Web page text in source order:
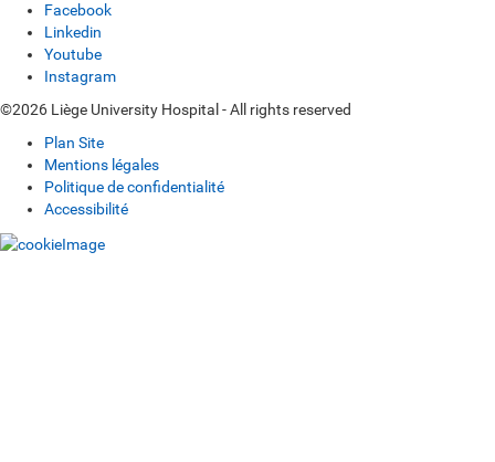
Facebook
Linkedin
Youtube
Instagram
©2026 Liège University Hospital - All rights reserved
Plan Site
Mentions légales
Politique de confidentialité
Accessibilité